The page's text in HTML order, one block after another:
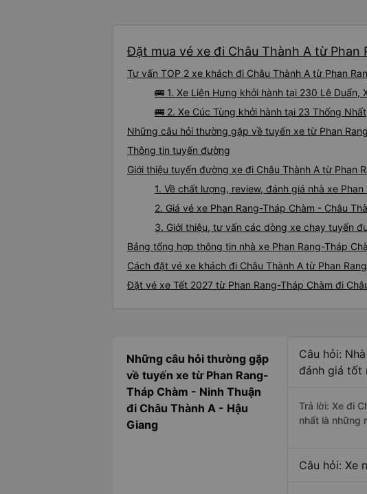
Đặt mua vé xe đi Châu Thành A từ
Tư vấn TOP 2 xe khách đi Châu Thành A từ Phan
🚌 1. Xe Liên Hưng khởi hành tại 230 Lê Duẩn,
🚌 2. Xe Cúc Tùng khởi hành tại 23 Thống Nhất
Những câu hỏi thường gặp về tuyến xe từ Phan
Thông tin tuyến đường
Giới thiệu tuyến đường xe đi Châu Thành A từ Phan
1. Về chất lượng, review, đánh giá nhà xe
2. Giá vé xe Phan Rang-Tháp Chàm - Châu
3. Giới thiệu, tư vấn các dòng xe chạy tuyến
Bảng tổng hợp thông tin nhà xe Phan Rang-Tháp
Cách đặt vé xe khách đi Châu Thành A từ Phan
Đặt vé xe Tết 2027 từ Phan Rang-Tháp Chàm đi
Những câu hỏi thường gặp
về tuyến xe từ Phan Rang-
Tháp Chàm - Ninh Thuận
đi Châu Thành A - Hậu
Giang
Câu hỏi:
đánh giá tốt
Trả lời: Xe đi
nhất là những
Câu hỏi: Xe